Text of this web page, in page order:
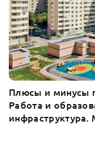
Плюсы и минусы
Работа и